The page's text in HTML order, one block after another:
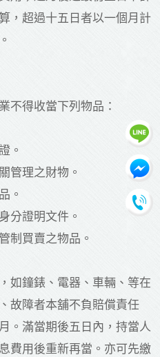
，超過十五日者以一個月計
不得收當下列物品：
。
管理之財物。
。
分證明文件。
制買賣之物品。
如鐘錶、電器、車輛、等在
故障者本舖不負賠償責任
。滿當期後五日內，持當人
費用後重新再當。亦可先繳